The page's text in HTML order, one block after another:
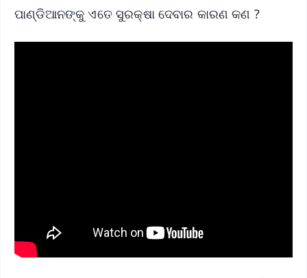
ପାଣ୍ଡିଆନଙ୍କୁ ଏତେ ସୁରକ୍ଷା ଦେବାର କାରଣ କଣ ?